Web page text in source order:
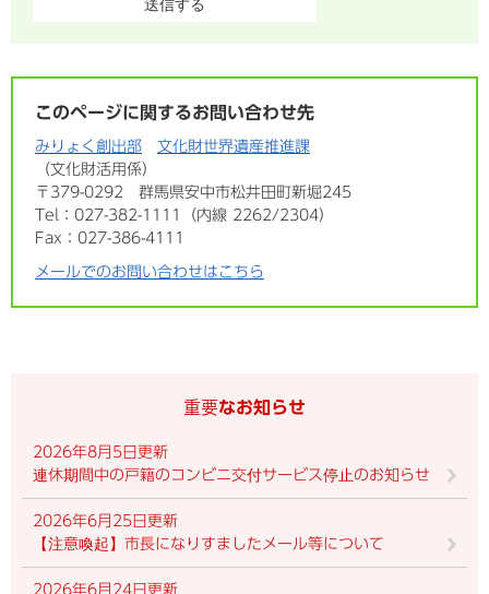
このページに関するお問い合わせ先
みりょく創出部
文化財世界遺産推進課
文化財活用係
〒379-0292 群馬県安中市松井田町新堀245
Tel：027-382-1111（内線 2262/2304）
Fax：027-386-4111
メールでのお問い合わせはこちら
重要なお知らせ
2026年8月5日更新
連休期間中の戸籍のコンビニ交付サービス停止のお知らせ
2026年6月25日更新
【注意喚起】市長になりすましたメール等について
2026年6月24日更新